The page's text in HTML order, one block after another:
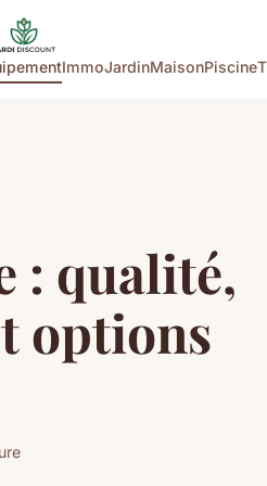
ImmoJardinMaisonPiscine
: qualité,
options